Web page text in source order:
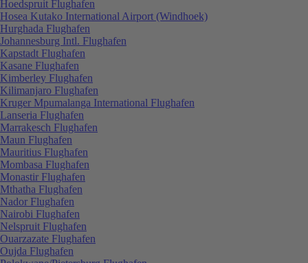
Hoedspruit Flughafen
Hosea Kutako International Airport (Windhoek)
Hurghada Flughafen
Johannesburg Intl. Flughafen
Kapstadt Flughafen
Kasane Flughafen
Kimberley Flughafen
Kilimanjaro Flughafen
Kruger Mpumalanga International Flughafen
Lanseria Flughafen
Marrakesch Flughafen
Maun Flughafen
Mauritius Flughafen
Mombasa Flughafen
Monastir Flughafen
Mthatha Flughafen
Nador Flughafen
Nairobi Flughafen
Nelspruit Flughafen
Ouarzazate Flughafen
Oujda Flughafen